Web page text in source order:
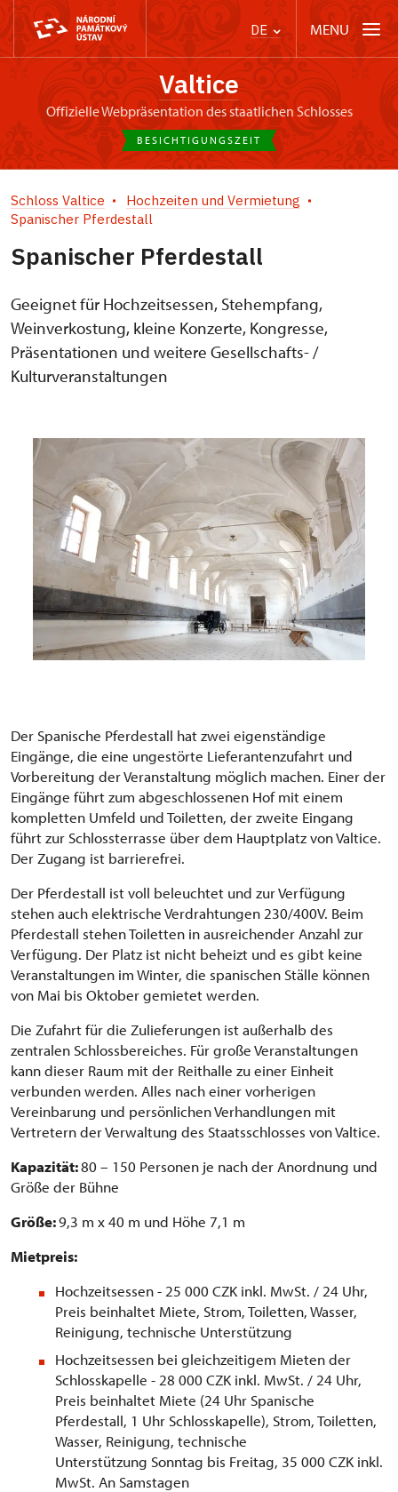
DE MENU
Valtice
offizielle Webpräsentation des staatlichen Schlosses
BESICHTIGUNGSZEIT
Schloss Valtice
Hochzeiten und Vermietung
Spanischer Pferdestall
Spanischer Pferdestall
Geeignet für Hochzeitsessen, Stehempfang,
Weinverkostung, kleine Konzerte, Kongresse,
Präsentationen und weitere Gesellschafts- /
Kulturveranstaltungen
Der Spanische Pferdestall hat zwei eigenständige
Eingänge, die eine ungestörte Lieferantenzufahrt und
Vorbereitung der Veranstaltung möglich machen. Einer der
Eingänge führt zum abgeschlossenen Hof mit einem
kompletten Umfeld und Toiletten, der zweite Eingang
führt zur Schlossterrasse über dem Hauptplatz von Valtice.
Der Zugang ist barrierefrei.
Der Pferdestall ist voll beleuchtet und zur Verfügung
stehen auch elektrische Verdrahtungen 230/400V. Beim
Pferdestall stehen Toiletten in ausreichender Anzahl zur
Verfügung. Der Platz ist nicht beheizt und es gibt keine
Veranstaltungen im Winter, die spanischen Ställe können
von Mai bis Oktober gemietet werden.
Die Zufahrt für die Zulieferungen ist außerhalb des
zentralen Schlossbereiches. Für große Veranstaltungen
kann dieser Raum mit der Reithalle zu einer Einheit
verbunden werden. Alles nach einer vorherigen
Vereinbarung und persönlichen Verhandlungen mit
Vertretern der Verwaltung des Staatsschlosses von Valtice.
Kapazität:80 – 150 Personen je nach der Anordnung und
Größe der Bühne
Größe:9,3 m x 40 m und Höhe 7,1 m
Mietpreis:
Hochzeitsessen - 25 000 CZK inkl. MwSt. / 24 Uhr,
Preis beinhaltet Miete, Strom, Toiletten, Wasser,
Reinigung, technische Unterstützung
Hochzeitsessen bei gleichzeitigem Mieten der
Schlosskapelle - 28 000 CZK inkl. MwSt. / 24 Uhr,
Preis beinhaltet Miete (24 Uhr Spanische
Pferdestall, 1 Uhr Schlosskapelle), Strom, Toiletten,
Wasser, Reinigung, technische
Unterstützung Sonntag bis Freitag, 35 000 CZK inkl.
MwSt. An Samstagen